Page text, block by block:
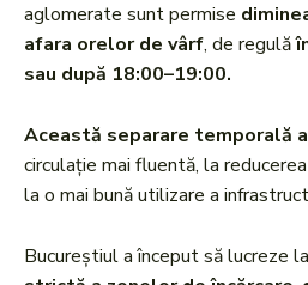
aglomerate sunt permise
afara orelor de vârf, de regulă
sau după 18:00–19:00.
Această separare temporală
circulație mai fluentă, la
la o mai bună utilizare a
Bucureștiul a început să lucreze la